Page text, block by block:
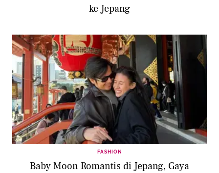
ke Jepang
FASHION
Baby Moon Romantis di Jepang, Gaya